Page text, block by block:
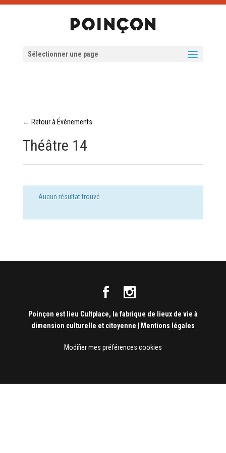
Sélectionner une page
← Retour à Évènements
Théâtre 14
Aucun résultat trouvé.
Poinçon est lieu Cultplace, la fabrique de lieux de vie à
dimension culturelle et citoyenne
Mentions légales
Modifier mes préférences cookies